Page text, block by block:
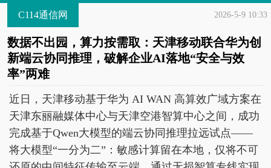
C114通信网 2026-5-9 10:33
数据不出园，算力按需取：天津移动联合华为创
新端云协同推理，破解企业AI落地“安全与效
率”两难
近日，天津移动基于华为 AI WAN 高算效广域方案在
天津东丽融媒体中心与天津空港智算中心之间，成功
完成基于Qwen大模型的端云协同推理拉远试点——
将大模型“一分为二”：敏感计算留在本地，仅将不可